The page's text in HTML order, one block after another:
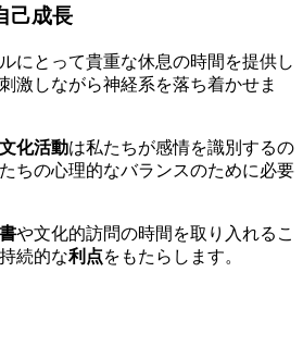
己成長
にとって貴重な休息の時間を提供し
激しながら神経系を落ち着かせま
文化活動は私たちが感情を識別するの
ちの心理的なバランスのために必要
や文化的訪問の時間を取り入れるこ
続的な利点をもたらします。